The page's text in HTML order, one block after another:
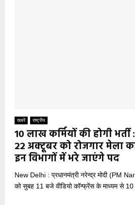
खबरें राष्ट्रीय
10 लाख कर्मियों की होगी भर्ती
22 अक्टूबर को रोजगार मेला
इन विभागों में भरे जाएंगे पद
New Delhi : प्रधानमंत्री नरेन्द्र मोदी (PM
को सुबह 11 बजे वीडियो कॉन्फ्रेंस के माध्यम से 10